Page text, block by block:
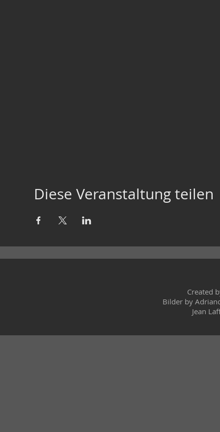
Diese Veranstaltung teilen
Created
Bilder by
Jean